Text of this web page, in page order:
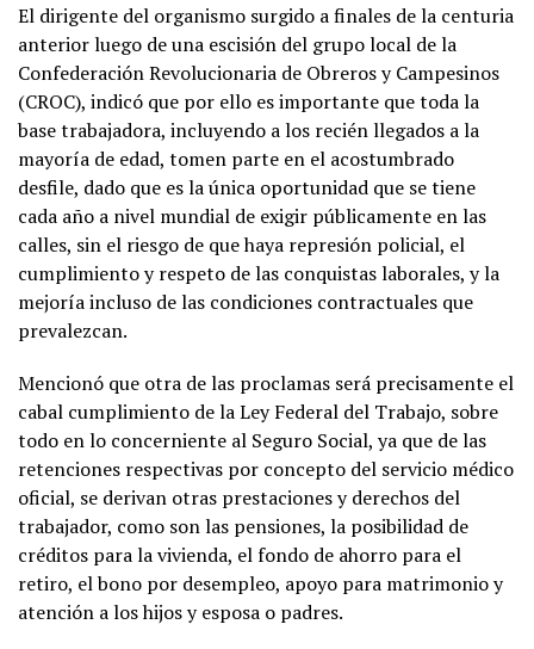
El dirigente del organismo surgido a finales de la centuria
anterior luego de una escisión del grupo local de la
Confederación Revolucionaria de Obreros y Campesinos
(CROC), indicó que por ello es importante que toda la
base trabajadora, incluyendo a los recién llegados a la
mayoría de edad, tomen parte en el acostumbrado
desfile, dado que es la única oportunidad que se tiene
cada año a nivel mundial de exigir públicamente en las
calles, sin el riesgo de que haya represión policial, el
cumplimiento y respeto de las conquistas laborales, y la
mejoría incluso de las condiciones contractuales que
prevalezcan.
Mencionó que otra de las proclamas será precisamente el
cabal cumplimiento de la Ley Federal del Trabajo, sobre
todo en lo concerniente al Seguro Social, ya que de las
retenciones respectivas por concepto del servicio médico
oficial, se derivan otras prestaciones y derechos del
trabajador, como son las pensiones, la posibilidad de
créditos para la vivienda, el fondo de ahorro para el
retiro, el bono por desempleo, apoyo para matrimonio y
atención a los hijos y esposa o padres.